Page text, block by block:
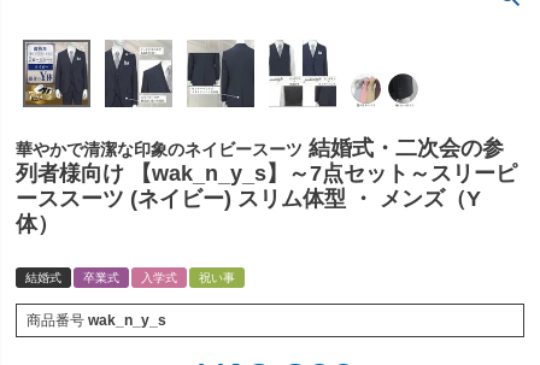
華やかで清潔な印象のネイビースーツ 結婚式・二次会の参
列者様向け 【wak_n_y_s】～7点セット～スリーピ
ーススーツ (ネイビー) スリム体型 ・ メンズ（Y
体）
結婚式 卒業式 入学式 祝い事
商品番号 wak_n_y_s